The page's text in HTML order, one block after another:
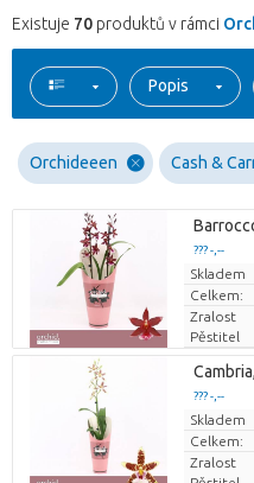
Existuje 70 produktů v rámci
Popis
Orchideeen Cash &
??? -,--
Cena za
Skladem
Celkem:
Zralost
Pěstitel
??? -,--
Cena za
Skladem
Celkem:
Zralost